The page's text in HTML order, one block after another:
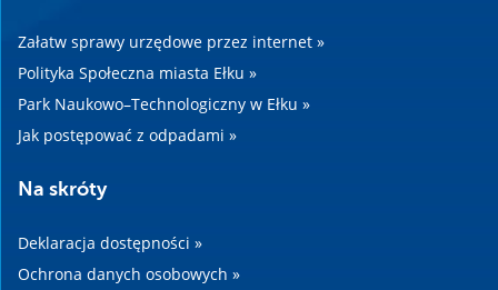
Załatw sprawy urzędowe przez internet »
Polityka Społeczna miasta Ełku »
Park Naukowo–Technologiczny w Ełku »
Jak postępować z odpadami »
Na skróty
Deklaracja dostępności »
Ochrona danych osobowych »